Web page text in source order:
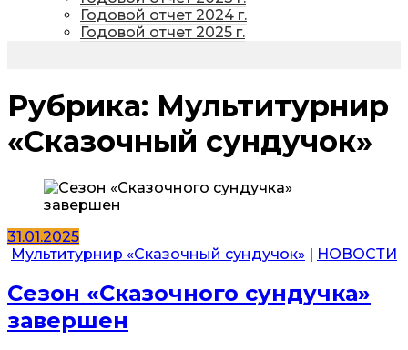
Годовой отчет 2024 г.
Годовой отчет 2025 г.
Рубрика: Мультитурнир
«Сказочный сундучок»
31.01.2025
Мультитурнир «Сказочный сундучок» | НОВОСТИ
Сезон «Сказочного сундучка»
завершен